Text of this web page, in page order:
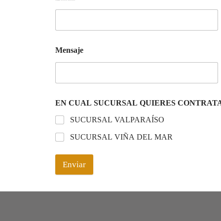
Mensaje
EN CUAL SUCURSAL QUIERES
SUCURSAL VALPARAÍSO
SUCURSAL VIÑA DEL MAR
Enviar